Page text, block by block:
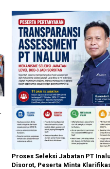
Proses Seleksi Jabatan PT
Disorot, Peserta Minta